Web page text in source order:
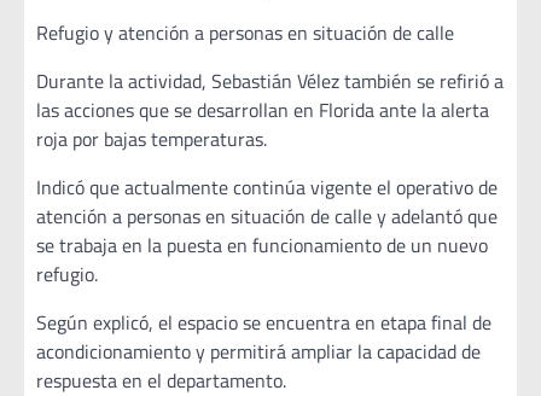
Refugio y atención a personas en situación de calle
Durante la actividad, Sebastián Vélez también se refirió a
las acciones que se desarrollan en Florida ante la alerta
roja por bajas temperaturas.
Indicó que actualmente continúa vigente el operativo de
atención a personas en situación de calle y adelantó que
se trabaja en la puesta en funcionamiento de un nuevo
refugio.
Según explicó, el espacio se encuentra en etapa final de
acondicionamiento y permitirá ampliar la capacidad de
respuesta en el departamento.